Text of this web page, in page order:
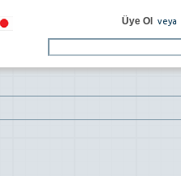
Üye Ol veya